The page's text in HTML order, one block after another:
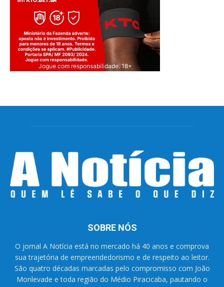
Jogue com responsabilidade. 18+
SOBRE NÓS
O jornal A Notícia está no mercado há 40 anos e comprova
sua trajetória de empreendedorismo e de respeito ao leitor.
São quatro décadas marcadas pelo compromisso com João
Monlevade e toda região do Médio Piracicaba, pautando o